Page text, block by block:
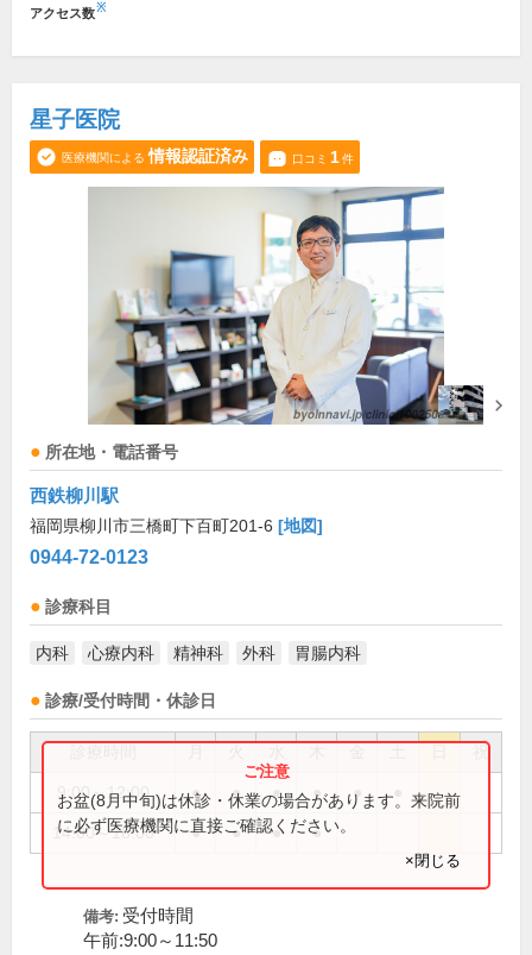
アクセス数※
星子医院
医療機関による 情報認証済み 口コミ 1件
所在地・電話番号
西鉄柳川駅
福岡県柳川市三橋町下百町201-6 [地図]
0944-72-0123
診療科目
内科 心療内科 精神科 外科 胃腸内科
診療/受付時間・休診日
祝
9:00～12:00 ● ● ● ● ●
14:00～18:00 ● ● ● ●
お盆(8月中旬)は休診・休業の場合があります。来院前
に必ず医療機関に直接ご確認ください。
×閉じる
備考: 受付時間
午前:9:00～11:50